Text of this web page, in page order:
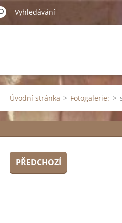
Úvodní stránka > Fotogalerie: >
PŘEDCHOZÍ